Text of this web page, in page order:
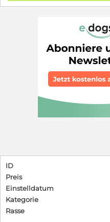
ID
Preis
Einstelldatum
Kategorie
Rasse